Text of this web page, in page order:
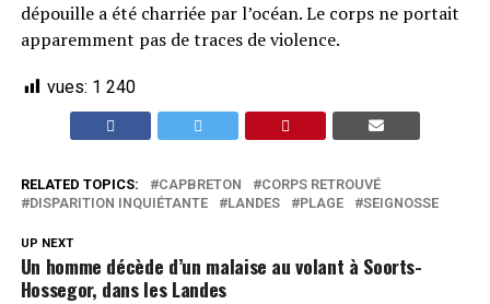
dépouille a été charriée par l’océan. Le corps ne portait
apparemment pas de traces de violence.
vues: 1 240
RELATED TOPICS: CAPBRETON
CORPS RETROUVÉ
DISPARITION INQUIÉTANTE
LANDES PLAGE SEIGNOSSE
UP NEXT
Un homme décède d’un malaise au volant à Soorts-
Hossegor, dans les Landes